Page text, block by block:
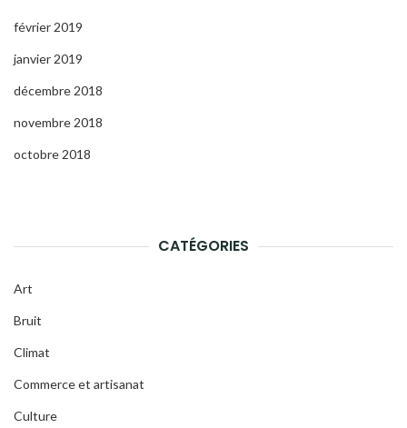
février 2019
janvier 2019
décembre 2018
novembre 2018
octobre 2018
CATÉGORIES
Art
Bruit
Climat
Commerce et artisanat
Culture